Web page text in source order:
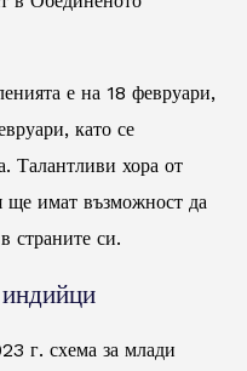
е на 18 февруари,
като се
Талантливи хора от
ще имат възможност да
страните си.
г. схема за млади